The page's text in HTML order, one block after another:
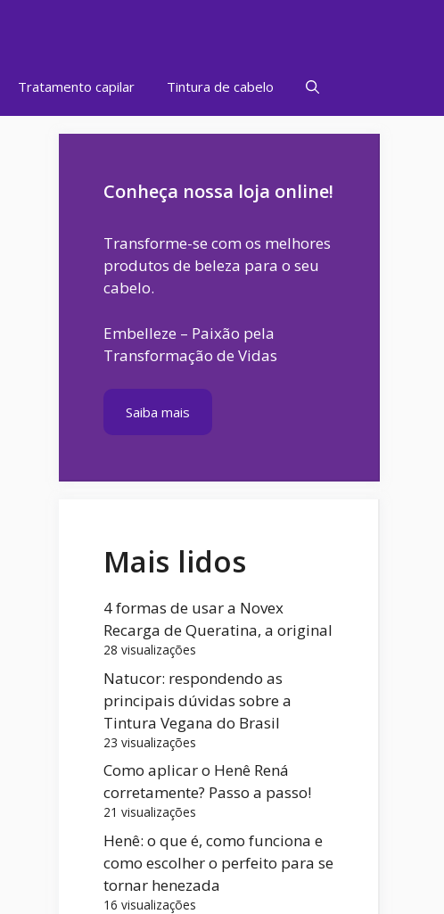
Tratamento capilar Tintura de cabelo
Conheça nossa loja online!
Transforme-se com os melhores
produtos de beleza para o seu
cabelo.
Embelleze – Paixão pela
Transformação de Vidas
Saiba mais
Mais lidos
4 formas de usar a Novex
Recarga de Queratina, a original
28 visualizações
Natucor: respondendo as
principais dúvidas sobre a
Tintura Vegana do Brasil
23 visualizações
Como aplicar o Henê Rená
corretamente? Passo a passo!
21 visualizações
Henê: o que é, como funciona e
como escolher o perfeito para se
tornar henezada
16 visualizações